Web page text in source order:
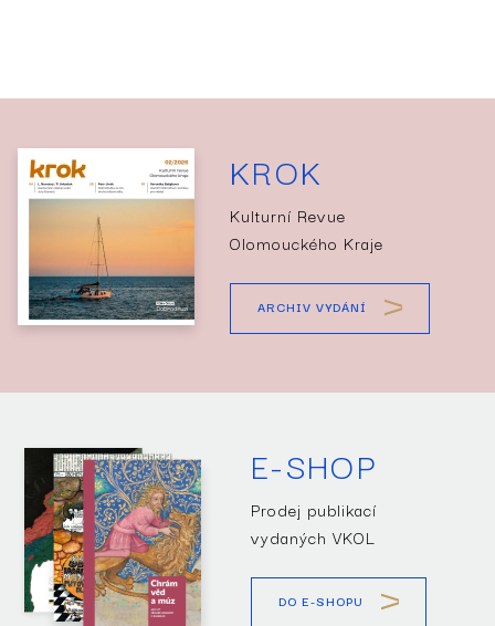
KROK
Kulturní Revue
Olomouckého Kraje
ARCHIV VYDÁNÍ
E-SHOP
Prodej publikací
vydaných VKOL
DO E-SHOPU